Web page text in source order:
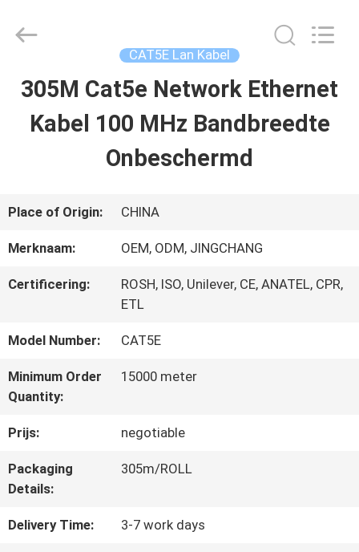
HUIS
PRODUCTEN
VIDEOS
CONTACTEER
Cable
Industry
Rights
CAT5E Lan Kabel
305M Cat5e Network Ethernet
Kabel 100 MHz Bandbreedte
Onbeschermd
Place of Origin: CHINA
Merknaam: OEM, ODM, JINGCHANG
Certificering:
ROSH, ISO, Unilever, CE, ANATEL, CPR,
ETL
Model Number: CAT5E
Minimum Order
Quantity:
15000 meter
Prijs: negotiable
Packaging
Details:
305m/ROLL
Delivery Time: 3-7 work days